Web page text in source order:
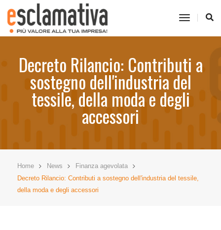
toggle
Decreto Rilancio: Contributi a
sostegno dell'industria del
tessile, della moda e degli
accessori
Home News
Finanza agevolata
Decreto Rilancio: Contributi a sostegno dell'industria del tessile,
della moda e degli accessori